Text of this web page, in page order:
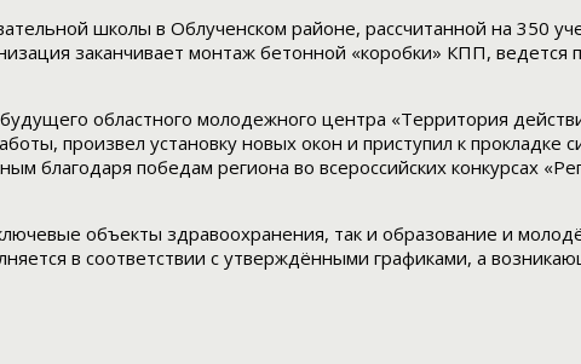
школы в Облученском районе, рассчитанной на 350
заканчивает монтаж бетонной «коробки» КПП, ведется
областного молодежного центра «Территория
произвел установку новых окон и приступил к прокладке
благодаря победам региона во всероссийских конкурсах
объекты здравоохранения, так и образование и
в соответствии с утверждёнными графиками, а